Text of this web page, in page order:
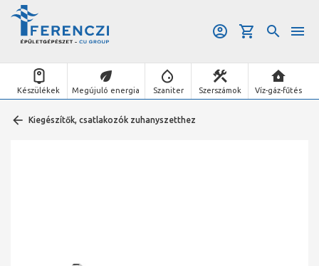
Készülékek Megújuló energia Szaniter Szerszámok Víz-gáz-fűtés
Kiegészítők, csatlakozók zuhanyszetthez